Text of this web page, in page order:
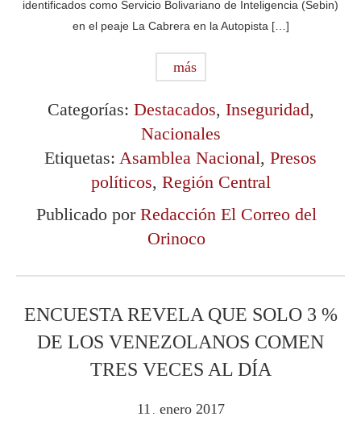
identificados como Servicio Bolivariano de Inteligencia (Sebin)
en el peaje La Cabrera en la Autopista […]
más
Categorías: Destacados, Inseguridad,
Nacionales
Etiquetas: Asamblea Nacional, Presos
políticos, Región Central
Publicado por Redacción El Correo del
Orinoco
ENCUESTA REVELA QUE SOLO 3 %
DE LOS VENEZOLANOS COMEN
TRES VECES AL DÍA
11 . enero 2017